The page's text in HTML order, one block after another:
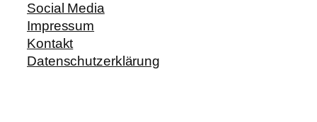
Social Media
Impressum
Kontakt
Datenschutzerklärung